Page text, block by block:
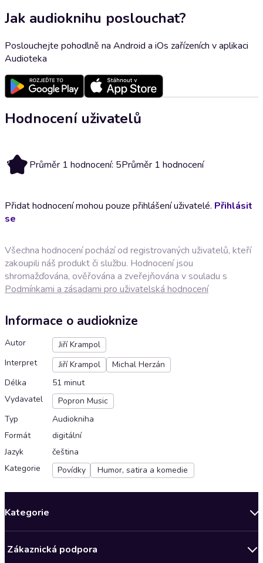
Jak audioknihu poslouchat?
Poslouchejte pohodlně na Android a iOs zařízeních v aplikaci
Audioteka
Hodnocení uživatelů
5 Průměr 1 hodnocení: 5Průměr 1 hodnocení
Přidat hodnocení mohou pouze přihlášení uživatelé. Přihlásit
se
Všechna hodnocení pochází od registrovaných uživatelů, kteří
zakoupili náš produkt či službu. Hodnocení jsou
shromažďována, ověřována a zveřejňována v souladu s
Podmínkami a zásadami pro uživatelská hodnocení
Informace o audioknize
Autor
Jiří Krampol
Interpret
Jiří Krampol
Michal Herzán
Délka
51 minut
Vydavatel
Popron Music
Typ
Audiokniha
Formát
digitální
Jazyk
čeština
Kategorie
Povídky Humor, satira a komedie
Kategorie
Bestsellery měsíce
Zákaznická podpora